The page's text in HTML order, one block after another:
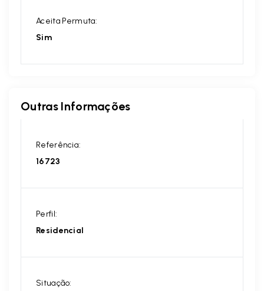
Aceita Permuta:
Sim
Outras Informações
Referência:
16723
Perfil:
Residencial
Situação: